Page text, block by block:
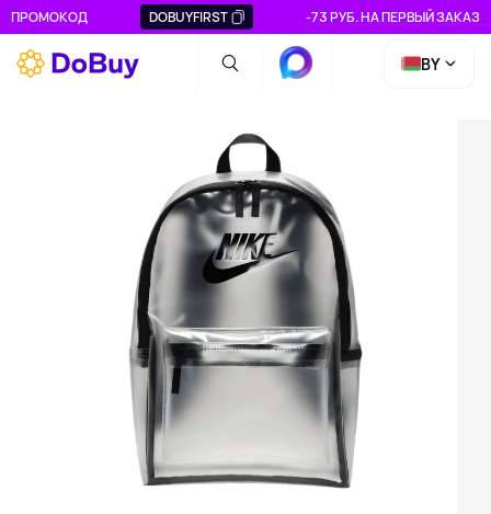
ПРОМОКОД DOBUYFIRST -73 РУБ. НА ПЕРВЫЙ ЗАКАЗ
BY